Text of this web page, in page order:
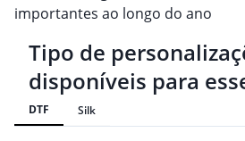
importantes ao longo do ano
Tipo de
disponíveis para
DTF Silk